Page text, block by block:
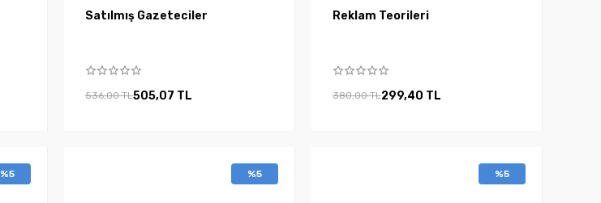
Satılmış Gazeteciler
536,00 TL505,07 TL
Reklam Teorileri
380,00 TL299,40 TL
%5 %5 %5